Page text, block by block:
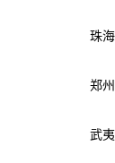
珠海
郑州
武